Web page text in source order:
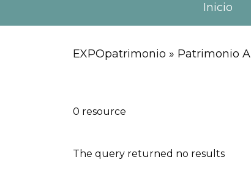
Inicio
EXPOpatrimonio » Patrimonio
0 resource
The query returned no results